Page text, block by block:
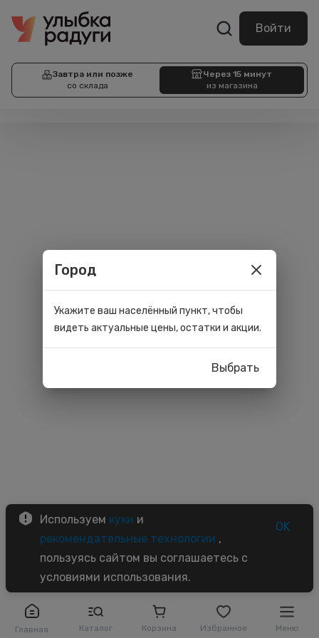
Войти
Завтра или позже
со склада
Через 15 минут
из магазина
Главная Каталог Корзина Избранное Меню
Используем куки и
рекомендательные технологии ,
пользуясь сайтом вы соглашаетесь с
условиями использования.
OK
Город
Укажите ваш населённый пункт, чтобы
видеть актуальные цены, остатки и акции.
Выбрать